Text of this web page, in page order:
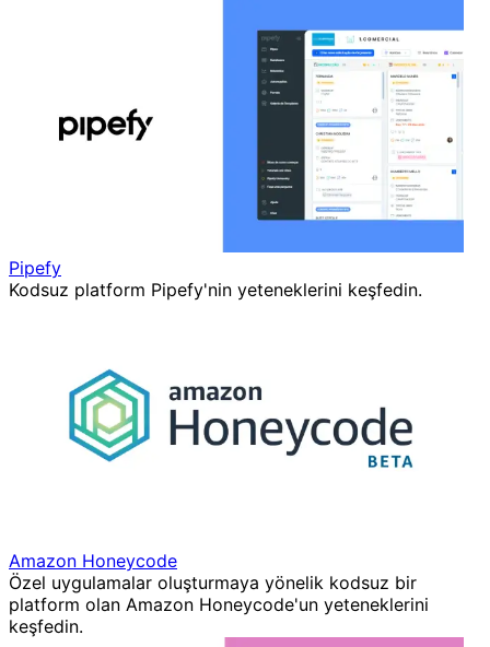
Pipefy
Kodsuz platform Pipefy'nin yeteneklerini keşfedin.
Amazon Honeycode
Özel uygulamalar oluşturmaya yönelik kodsuz bir
platform olan Amazon Honeycode'un yeteneklerini
keşfedin.